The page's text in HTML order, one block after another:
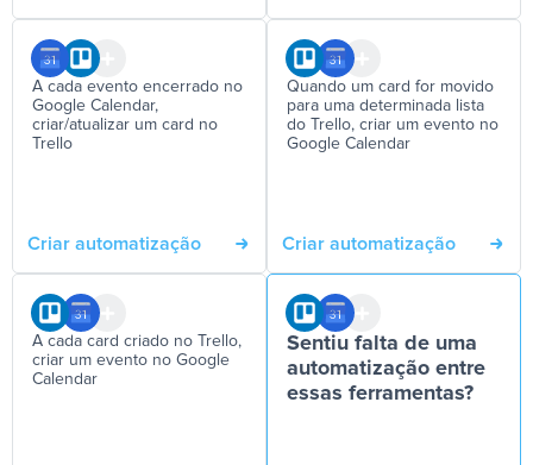
A cada evento encerrado no
Google Calendar,
criar/atualizar um card no
Trello
Criar automatização
Quando um card for movido
para uma determinada lista
do Trello, criar um evento no
Google Calendar
Criar automatização
A cada card criado no Trello,
criar um evento no Google
Calendar
Sentiu falta de uma
automatização entre
essas ferramentas?